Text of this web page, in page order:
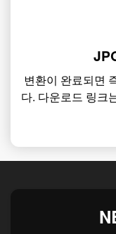
변환이 완료되면
다. 다운로드 링크